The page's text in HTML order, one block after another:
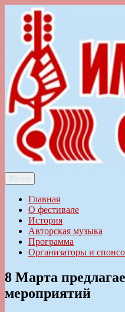
Перейти
содержимому
Ильменский фестиваль
Меню
Главная
О фестивале
История
Авторская музыка
Программа
Организаторы и
8 Марта
мероприятий